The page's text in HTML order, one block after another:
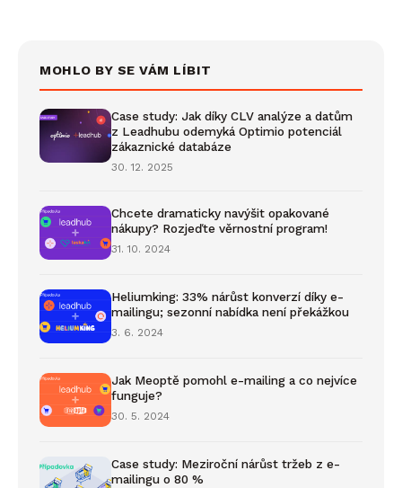
MOHLO BY SE VÁM LÍBIT
Case study: Jak díky CLV analýze a datům
z Leadhubu odemyká Optimio potenciál
zákaznické databáze
30. 12. 2025
Chcete dramaticky navýšit opakované
nákupy? Rozjeďte věrnostní program!
31. 10. 2024
Heliumking: 33% nárůst konverzí díky e-
mailingu; sezonní nabídka není překážkou
3. 6. 2024
Jak Meoptě pomohl e-mailing a co nejvíce
funguje?
30. 5. 2024
Case study: Meziroční nárůst tržeb z e-
mailingu o 80 %